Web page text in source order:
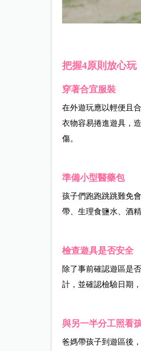
把握4原則放心玩
穿著合宜服裝
在外遊玩應以輕便且
衣物容易捲進遊具，
傷。
準備小型醫藥包
孩子們跑跑跳跳難免
帶、生理食鹽水、酒
檢查遊具是否安全
除了事前確認遊區是
計，並確認檢驗日期
與另一半分工照看
爸媽帶孩子到遊區後